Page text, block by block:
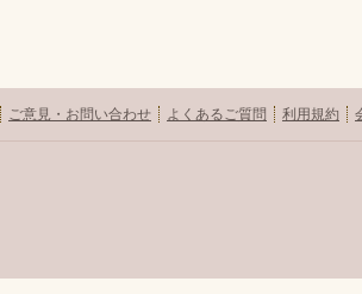
ご意見・お問い合わせ よくあるご質問 利用規約